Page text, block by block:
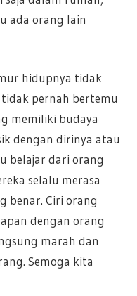
ada orang lain
hidupnya tidak
pernah bertemu
memiliki budaya
dengan dirinya atau
belajar dari orang
selalu merasa
benar. Ciri orang
dengan orang
marah dan
Semoga kita